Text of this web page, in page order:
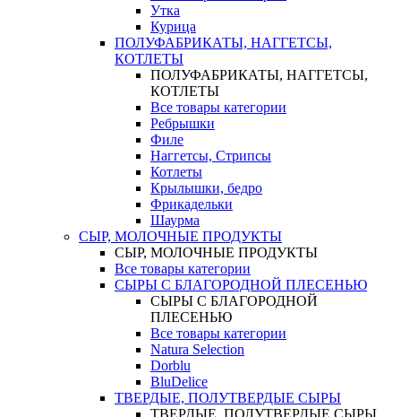
Утка
Курица
ПОЛУФАБРИКАТЫ, НАГГЕТСЫ,
КОТЛЕТЫ
ПОЛУФАБРИКАТЫ, НАГГЕТСЫ,
КОТЛЕТЫ
Все товары категории
Ребрышки
Филе
Наггетсы, Стрипсы
Котлеты
Крылышки, бедро
Фрикадельки
Шаурма
СЫР, МОЛОЧНЫЕ ПРОДУКТЫ
СЫР, МОЛОЧНЫЕ ПРОДУКТЫ
Все товары категории
СЫРЫ С БЛАГОРОДНОЙ ПЛЕСЕНЬЮ
СЫРЫ С БЛАГОРОДНОЙ
ПЛЕСЕНЬЮ
Все товары категории
Natura Selection
Dorblu
BluDelice
ТВЕРДЫЕ, ПОЛУТВЕРДЫЕ СЫРЫ
ТВЕРДЫЕ, ПОЛУТВЕРДЫЕ СЫРЫ